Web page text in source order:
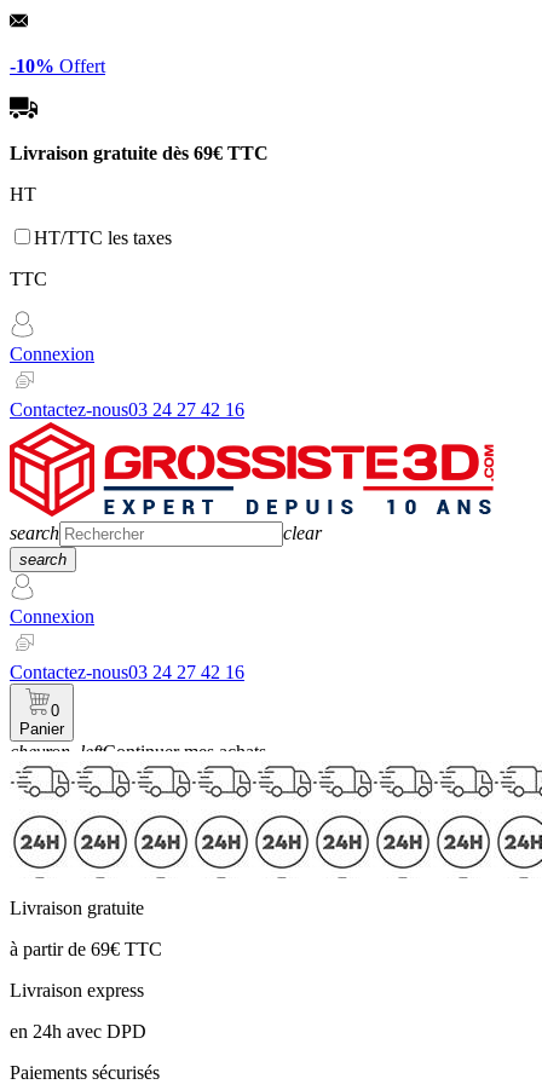
Panneau de gestion des cookies
-10% Offert
Livraison gratuite dès 69€ TTC
HT
HT/TTC les taxes
TTC
Connexion
Contactez-nous03 24 27 42 16
search clear
search
Connexion
Contactez-nous03 24 27 42 16
0
Panier
chevron_leftContinuer mes achats
Panier
Livraison gratuite
à partir de 69€ TTC
Livraison express